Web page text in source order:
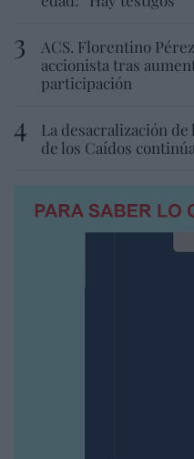
ACS. Florentino
accionista tras
participación
La desacralización
de los Caídos continúa